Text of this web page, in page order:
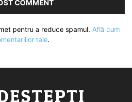
pentru a reduce spamul. Află cum
tale.